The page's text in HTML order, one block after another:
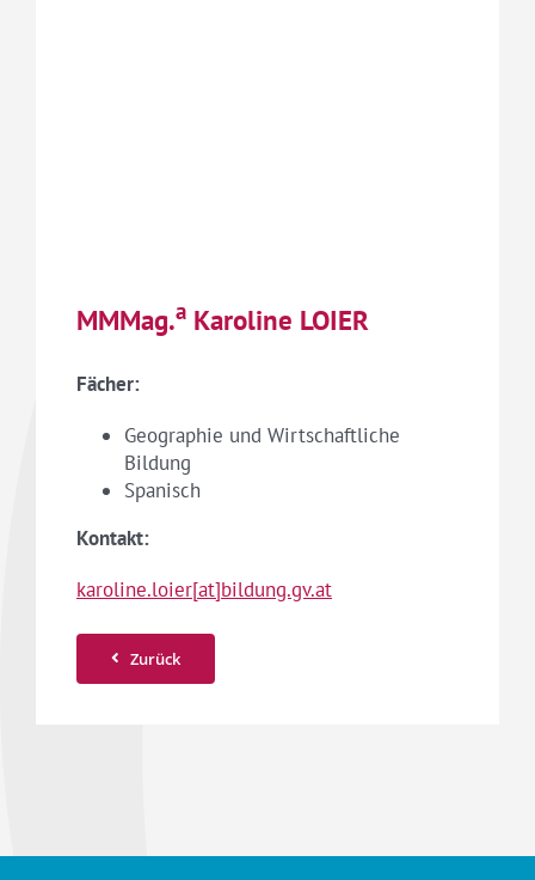
MMMag.aKaroline LOIER
Fächer:
Geographie und Wirtschaftliche
Bildung
Spanisch
Kontakt:
karoline.loier[at]bildung.gv.at
Zurück